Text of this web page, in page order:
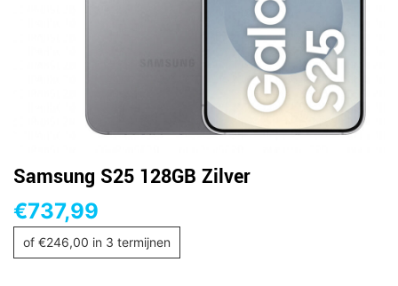
Samsung S25 128GB Zilver
€737,99
of €246,00 in 3 termijnen